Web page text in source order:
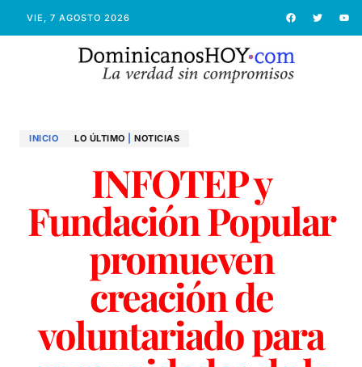
VIE, 7 AGOSTO 2026
INICIO LO ÚLTIMO NOTICIAS
INFOTEP y
Fundación Popular
promueven
creación de
voluntariado para